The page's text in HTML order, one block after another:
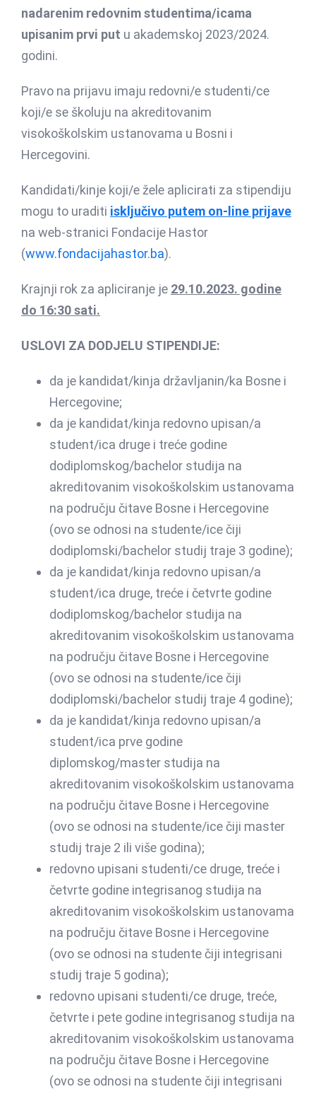
nadarenim redovnim studentima/icama
upisanim prvi put u akademskoj 2023/2024.
godini.
Pravo na prijavu imaju redovni/e studenti/ce
koji/e se školuju na akreditovanim
visokoškolskim ustanovama u Bosni i
Hercegovini.
Kandidati/kinje koji/e žele aplicirati za stipendiju
mogu to uraditi isključivo putem on-line prijave
na web-stranici Fondacije Hastor
(www.fondacijahastor.ba).
Krajnji rok za apliciranje je 29.10.2023. godine
do 16:30 sati.
USLOVI ZA DODJELU STIPENDIJE:
da je kandidat/kinja državljanin/ka Bosne i
Hercegovine;
da je kandidat/kinja redovno upisan/a
student/ica druge i treće godine
dodiplomskog/bachelor studija na
akreditovanim visokoškolskim ustanovama
na području čitave Bosne i Hercegovine
(ovo se odnosi na studente/ice čiji
dodiplomski/bachelor studij traje 3 godine);
da je kandidat/kinja redovno upisan/a
student/ica druge, treće i četvrte godine
dodiplomskog/bachelor studija na
akreditovanim visokoškolskim ustanovama
na području čitave Bosne i Hercegovine
(ovo se odnosi na studente/ice čiji
dodiplomski/bachelor studij traje 4 godine);
da je kandidat/kinja redovno upisan/a
student/ica prve godine
diplomskog/master studija na
akreditovanim visokoškolskim ustanovama
na području čitave Bosne i Hercegovine
(ovo se odnosi na studente/ice čiji master
studij traje 2 ili više godina);
redovno upisani studenti/ce druge, treće i
četvrte godine integrisanog studija na
akreditovanim visokoškolskim ustanovama
na području čitave Bosne i Hercegovine
(ovo se odnosi na studente čiji integrisani
studij traje 5 godina);
redovno upisani studenti/ce druge, treće,
četvrte i pete godine integrisanog studija na
akreditovanim visokoškolskim ustanovama
na području čitave Bosne i Hercegovine
(ovo se odnosi na studente čiji integrisani